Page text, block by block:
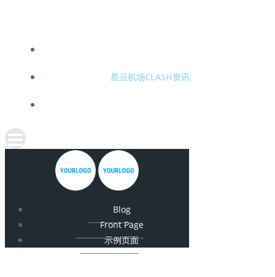
星云机场CLASH资讯
Blog
Front Page
示例页面